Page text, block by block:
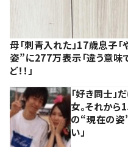
母「刺青入れた」17歳息子「
姿”に277万表示「違う意味で
ど！！」
「好き同士」
女。それか
の“現在の姿
い」